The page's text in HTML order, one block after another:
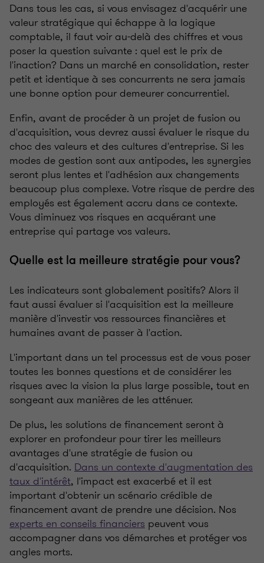
Dans tous les cas, si vous envisagez d'acquérir une
valeur stratégique qui échappe à la logique
comptable, il faut voir au-delà des chiffres et vous
poser la question suivante : quel est le prix de
l'inaction? Dans un marché en consolidation, rester
petit et identique à ses concurrents ne sera jamais
une bonne option pour demeurer concurrentiel.
Enfin, avant de procéder à un projet de fusion ou
d'acquisition, vous devrez aussi évaluer le risque du
choc des valeurs et des cultures d'entreprise. Si les
modes de gestion sont aux antipodes, les synergies
seront plus lentes et l'adhésion aux changements
beaucoup plus complexe. Votre risque de perdre des
employés est également accru dans ce contexte.
Vous diminuez vos risques en acquérant une
entreprise qui partage vos valeurs.
Quelle est la meilleure stratégie pour vous?
Les indicateurs sont globalement positifs? Alors il
faut aussi évaluer si l'acquisition est la meilleure
manière d'investir vos ressources financières et
humaines avant de passer à l'action.
L'important dans un tel processus est de vous poser
toutes les bonnes questions et de considérer les
risques avec la vision la plus large possible, tout en
songeant aux manières de les atténuer.
De plus, les solutions de financement seront à
explorer en profondeur pour tirer les meilleurs
avantages d'une stratégie de fusion ou
d'acquisition. Dans un contexte d'augmentation des
taux d'intérêt, l'impact est exacerbé et il est
important d'obtenir un scénario crédible de
financement avant de prendre une décision. Nos
experts en conseils financiers peuvent vous
accompagner dans vos démarches et protéger vos
angles morts.